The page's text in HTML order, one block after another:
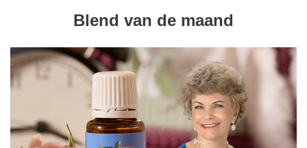
Blend van de maand